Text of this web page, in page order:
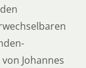
Johannes